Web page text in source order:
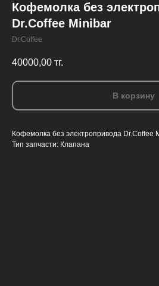
Кофемолка без
Dr.Coffee Minibar
Dr.Coffee
40000,00 тг.
В корзину
Кофемолка без электропривода Dr.Coffee
Тип запчасти: Клапана